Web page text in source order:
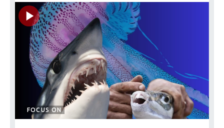
FOCUS ON